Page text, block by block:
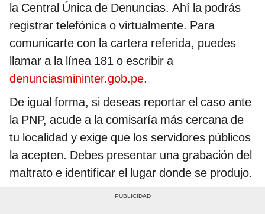
la Central Única de Denuncias. Ahí la podrás
registrar telefónica o virtualmente. Para
comunicarte con la cartera referida, puedes
llamar a la línea 181 o escribir a
denunciasmininter.gob.pe.
De igual forma, si deseas reportar el caso ante
la PNP, acude a la comisaría más cercana de
tu localidad y exige que los servidores públicos
la acepten. Debes presentar una grabación del
maltrato e identificar el lugar donde se produjo.